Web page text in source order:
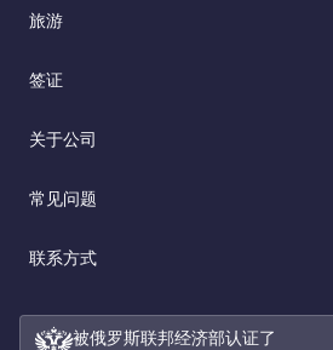
旅游
签证
关于公司
常见问题
联系方式
被俄罗斯联邦经济部认证了